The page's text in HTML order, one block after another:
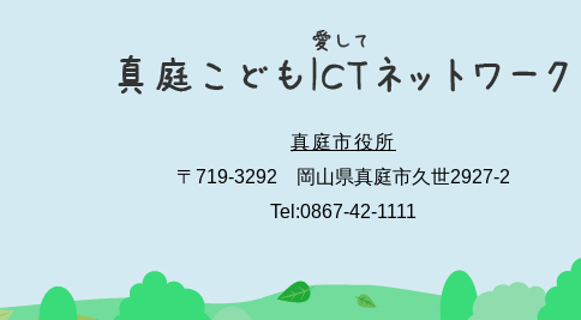
真庭市役所
〒719-3292 岡山県真庭市久世2927-2
Tel:0867-42-1111